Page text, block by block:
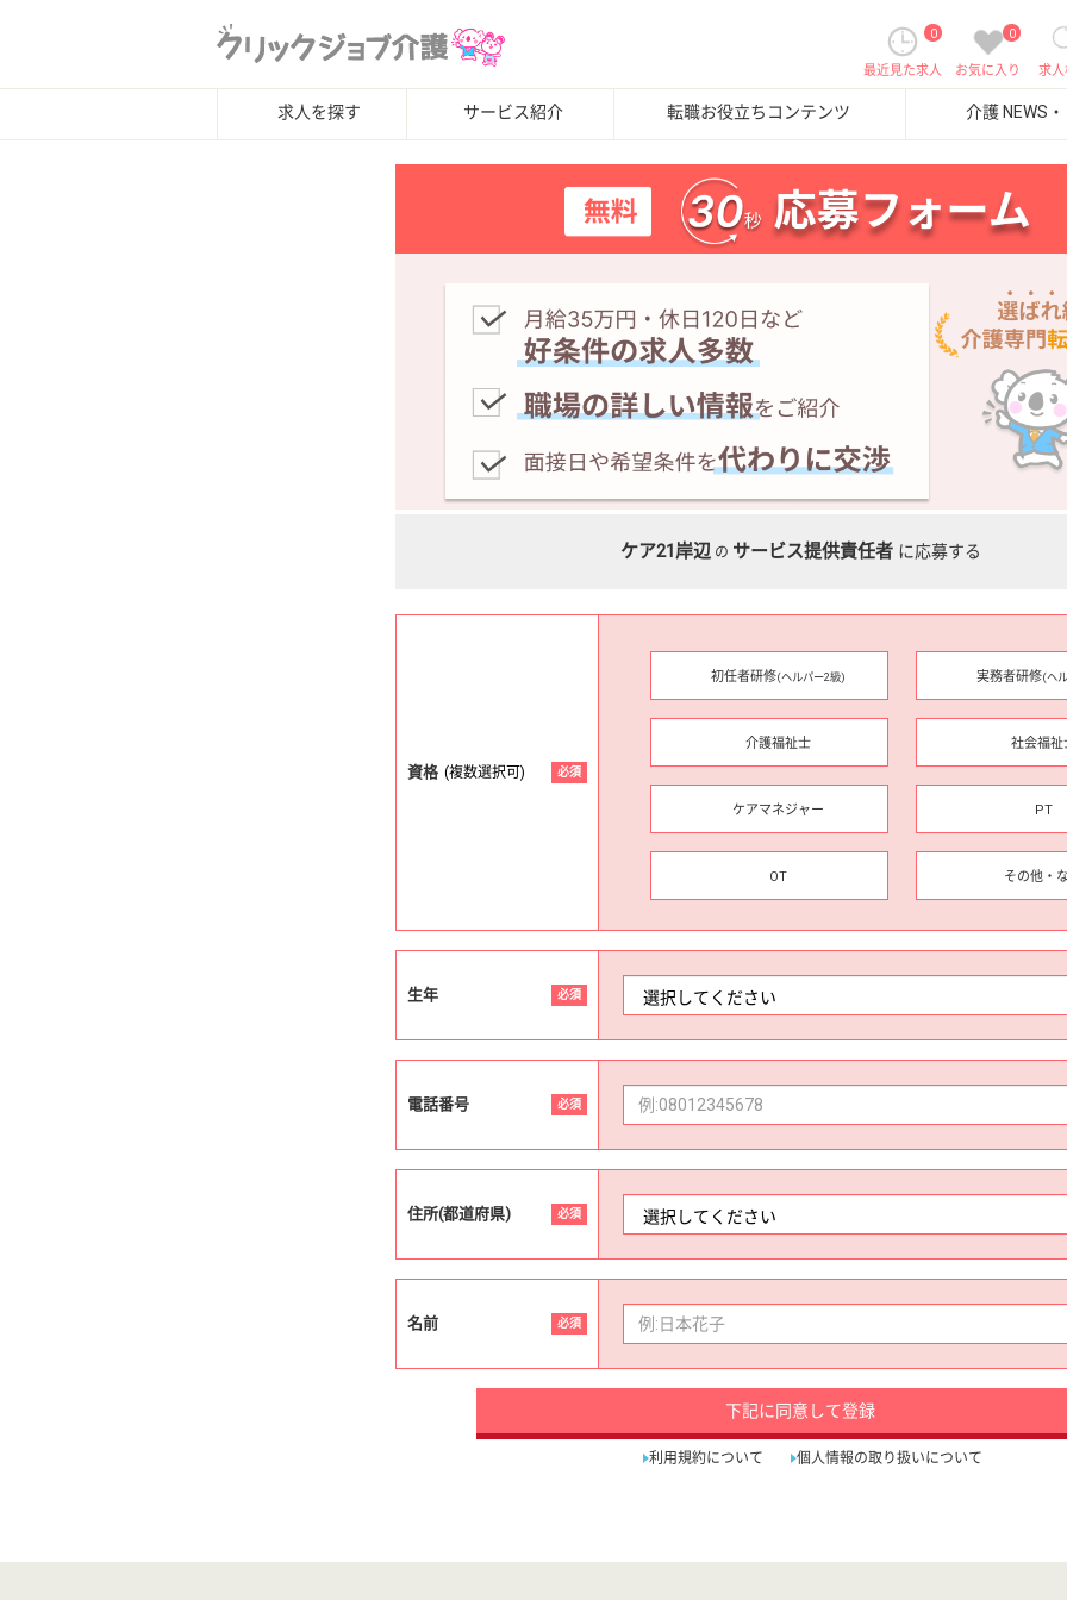
求
0
お気に入り
0
最近見た求人
求人を探す サービス紹介 転職お役立ちコンテンツ 介護 NEWS
ケア21岸辺の サービス提供責任者 に応募する
資格 (複数選択可) 必須
初任者研修(ヘルパー2級) 実務者研修(ヘ
介護福祉士 社会福祉
ケアマネジャー PT
OT その他・
生年 必須
電話番号 必須
住所(都道府県) 必須
名前 必須
下記に同意して登録
利用規約について 個人情報の取り扱いについて